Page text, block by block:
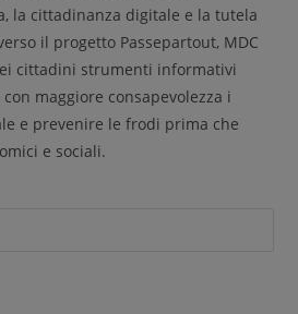
la cittadinanza digitale e la tutela
il progetto Passepartout, MDC
cittadini strumenti informativi
maggiore consapevolezza i
e prevenire le frodi prima che
e sociali.